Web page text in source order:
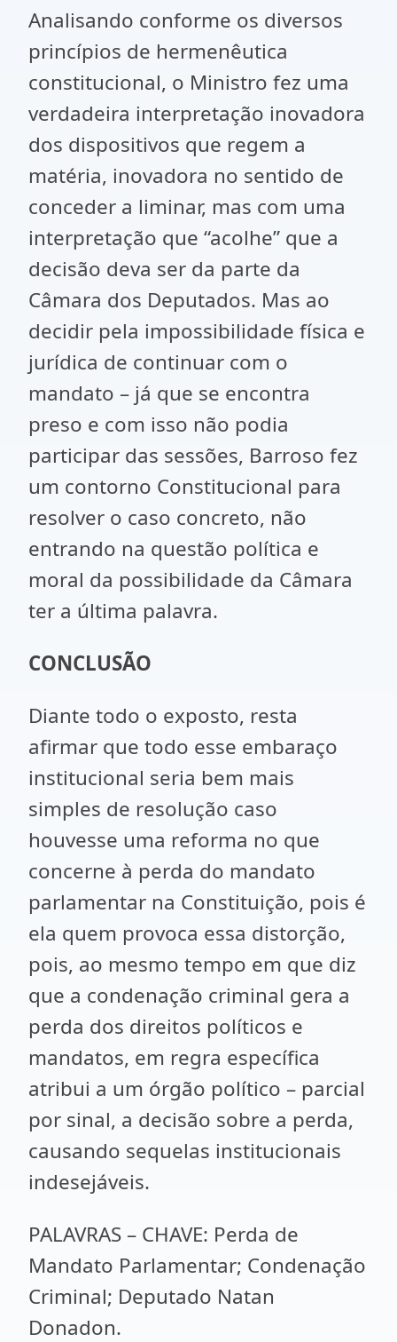
Analisando conforme os diversos
princípios de hermenêutica
constitucional, o Ministro fez uma
verdadeira interpretação inovadora
dos dispositivos que regem a
matéria, inovadora no sentido de
conceder a liminar, mas com uma
interpretação que “acolhe” que a
decisão deva ser da parte da
Câmara dos Deputados. Mas ao
decidir pela impossibilidade física e
jurídica de continuar com o
mandato – já que se encontra
preso e com isso não podia
participar das sessões, Barroso fez
um contorno Constitucional para
resolver o caso concreto, não
entrando na questão política e
moral da possibilidade da Câmara
ter a última palavra.
CONCLUSÃO
Diante todo o exposto, resta
afirmar que todo esse embaraço
institucional seria bem mais
simples de resolução caso
houvesse uma reforma no que
concerne à perda do mandato
parlamentar na Constituição, pois é
ela quem provoca essa distorção,
pois, ao mesmo tempo em que diz
que a condenação criminal gera a
perda dos direitos políticos e
mandatos, em regra específica
atribui a um órgão político – parcial
por sinal, a decisão sobre a perda,
causando sequelas institucionais
indesejáveis.
PALAVRAS – CHAVE: Perda de
Mandato Parlamentar; Condenação
Criminal; Deputado Natan
Donadon.